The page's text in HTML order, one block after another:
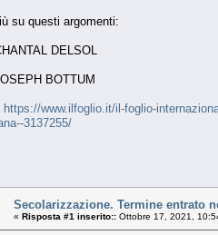
su questi argomenti:
DELSOL
BOTTUM
https://www.ilfoglio.it/il-foglio-
3137255/
Secolarizzazione. Termine entrato
« Risposta #1 inserito:: Ottobre 17, 2021,